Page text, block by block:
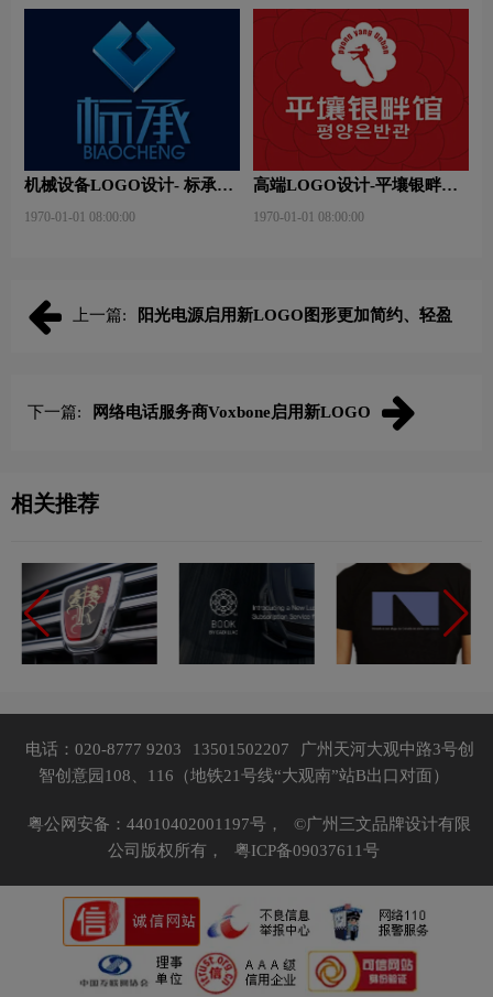
机械设备LOGO设计- 标承机
1970-01-01 08:00:00
高端LOGO设计-平壤银畔馆
1970-01-01 08:00:00
上一篇: 阳光电源启用新LOGO图形更加简约、轻盈
下一篇: 网络电话服务商Voxbone启用新LOGO
相关推荐
电话：020-8777 9203 13501502207
广州天河大观中路3号创
智创意园108、116（地铁21号线“大观南”站B出口对面）
粤公网安备：44010402001197号，
©广州三文品牌设计有限
公司版权所有，
粤ICP备09037611号